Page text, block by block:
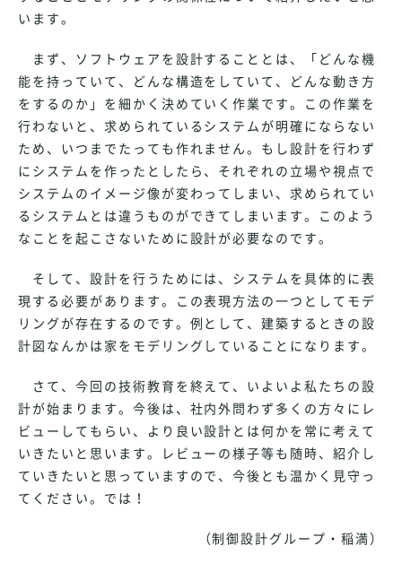
います。
まず、ソフトウェアを設計することとは、「どんな機
能を持っていて、どんな構造をしていて、どんな動き方
をするのか」を細かく決めていく作業です。この作業を
行わないと、求められているシステムが明確にならない
ため、いつまでたっても作れません。もし設計を行わず
にシステムを作ったとしたら、それぞれの立場や視点で
システムのイメージ像が変わってしまい、求められてい
るシステムとは違うものができてしまいます。このよう
なことを起こさないために設計が必要なのです。
そして、設計を行うためには、システムを具体的に表
現する必要があります。この表現方法の一つとしてモデ
リングが存在するのです。例として、建築するときの設
計図なんかは家をモデリングしていることになります。
さて、今回の技術教育を終えて、いよいよ私たちの設
計が始まります。今後は、社内外問わず多くの方々にレ
ビューしてもらい、より良い設計とは何かを常に考えて
いきたいと思います。レビューの様子等も随時、紹介し
ていきたいと思っていますので、今後とも温かく見守っ
てください。では！
（制御設計グループ・稲満）